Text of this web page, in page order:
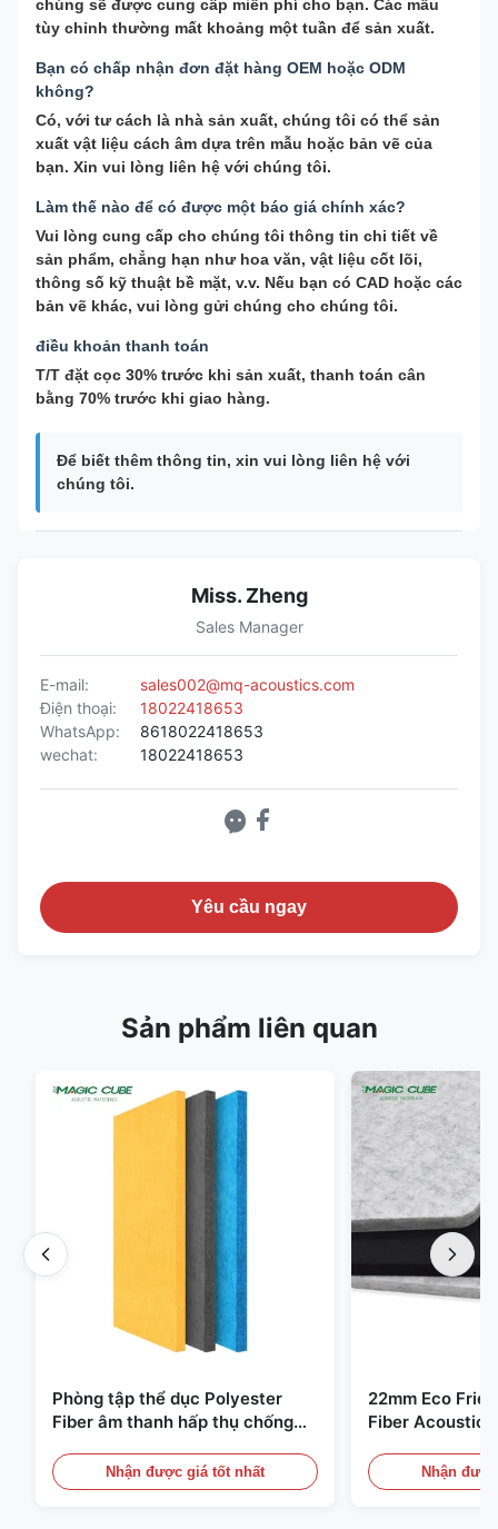
chúng sẽ được cung cấp miễn phí cho bạn. Các mẫu
tùy chỉnh thường mất khoảng một tuần để sản xuất.
Bạn có chấp nhận đơn đặt hàng OEM hoặc ODM
không?
Có, với tư cách là nhà sản xuất, chúng tôi có thể sản
xuất vật liệu cách âm dựa trên mẫu hoặc bản vẽ của
bạn. Xin vui lòng liên hệ với chúng tôi.
Làm thế nào để có được một báo giá chính xác?
Vui lòng cung cấp cho chúng tôi thông tin chi tiết về
sản phẩm, chẳng hạn như hoa văn, vật liệu cốt lõi,
thông số kỹ thuật bề mặt, v.v. Nếu bạn có CAD hoặc các
bản vẽ khác, vui lòng gửi chúng cho chúng tôi.
điều khoản thanh toán
T/T đặt cọc 30% trước khi sản xuất, thanh toán cân
bằng 70% trước khi giao hàng.
Để biết thêm thông tin, xin vui lòng liên hệ với
chúng tôi.
Miss. Zheng
Sales Manager
E-mail:
sales002@mq-acoustics.com
Điện thoại:
18022418653
WhatsApp:
8618022418653
wechat:
18022418653
Yêu cầu ngay
Sản phẩm liên quan
Phòng tập thể dục Polyester
Fiber âm thanh hấp thụ chống
Nhận được giá tốt nhất
22mm Eco
Fiber Acoustic
Nhận